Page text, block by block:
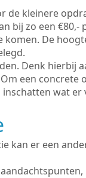
de kleinere
bij zo een €80,-
De
Denk hierbij
een concrete
wat
kan er een